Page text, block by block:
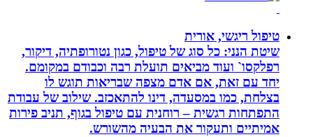
טיפול ריגשי, אורית
שיטת הנני: כל סוג של טיפול, כגון נטורופתיה, דיקור,
רפלקסו` ועוד מביאים תועלת רבה וכבודם במקומם.
יחד עם זאת, אם אדם מצפה שבריאות תוגש לו
בצלחת, כמו במסעדה, דינו להתאכזב. שילוב של עבודת
התפתחות רגשית – רוחנית עם טיפול בגוף, תניב פירות
אמיתיים ותעקור את הבעיה מהשורש.